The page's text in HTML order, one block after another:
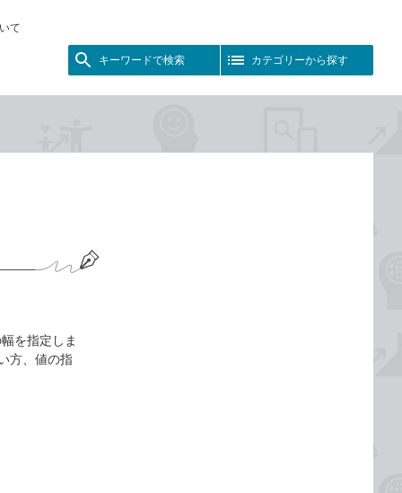
て
キーワードで検索 カテゴリーから探す
を指定しま
方、値の指